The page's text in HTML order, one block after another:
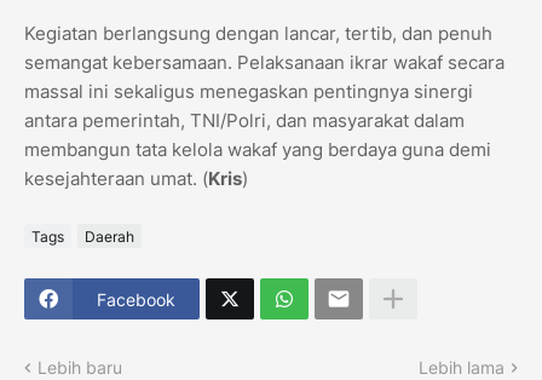
Kegiatan berlangsung dengan lancar, tertib, dan penuh
semangat kebersamaan. Pelaksanaan ikrar wakaf secara
massal ini sekaligus menegaskan pentingnya sinergi
antara pemerintah, TNI/Polri, dan masyarakat dalam
membangun tata kelola wakaf yang berdaya guna demi
kesejahteraan umat. (Kris)
Tags Daerah
Facebook
Lebih baru Lebih lama